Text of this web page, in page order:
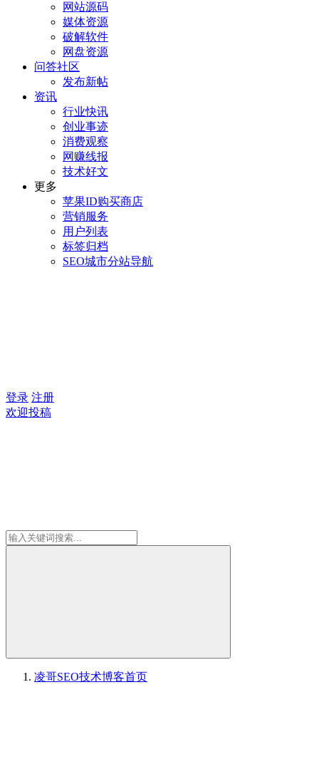
网站源码
媒体资源
破解软件
网盘资源
问答社区
发布新帖
资讯
行业快讯
创业事迹
消费观察
网赚线报
技术好文
更多
苹果ID购买商店
营销服务
用户列表
标签归档
SEO城市分站导航
登录 注册
欢迎投稿
凌哥SEO技术博客首页